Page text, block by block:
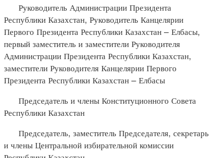
Руководитель Администрации Президента
Республики Казахстан, Руководитель Канцелярии
Первого Президента Республики Казахстан – Елбасы,
первый заместитель и заместители Руководителя
Администрации Президента Республики Казахстан,
заместители Руководителя Канцелярии Первого
Президента Республики Казахстан – Елбасы
Председатель и члены Конституционного Совета
Республики Казахстан
Председатель, заместитель Председателя, секретарь
и члены Центральной избирательной комиссии